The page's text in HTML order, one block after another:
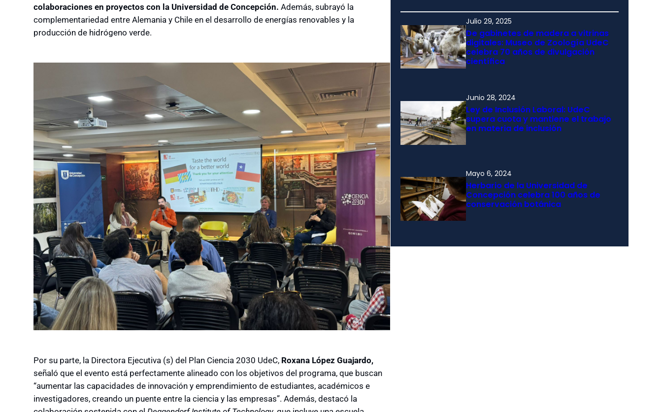
colaboraciones en proyectos con la Universidad de Concepción. Además, subrayó la
complementariedad entre Alemania y Chile en el desarrollo de energías renovables y la
producción de hidrógeno verde.
Por su parte, la Directora Ejecutiva (s) del Plan Ciencia 2030 UdeC, Roxana López Guajardo,
señaló que el evento está perfectamente alineado con los objetivos del programa, que buscan
“aumentar las capacidades de innovación y emprendimiento de estudiantes, académicos e
investigadores, creando un puente entre la ciencia y las empresas”. Además, destacó la
Julio 29, 2025
De gabinetes de madera a vitrinas
digitales: Museo de Zoología UdeC
celebra 70 años de divulgación
científica
Junio 28, 2024
Ley de Inclusión Laboral: UdeC
supera cuota y mantiene el trabajo
en materia de inclusión
Mayo 6, 2024
Herbario de la Universidad de
Concepción celebra 100 años de
conservación botánica